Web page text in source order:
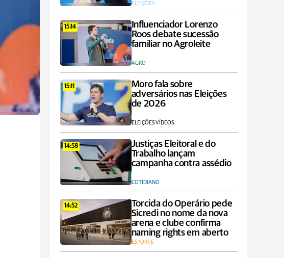
ELEIÇÕES
15:14
Influenciador Lorenzo
Roos debate sucessão
familiar no Agroleite
AGRO
15:11
Moro fala sobre
adversários nas Eleições
de 2026
ELEIÇÕES VÍDEOS
14:58
Justiças Eleitoral e do
Trabalho lançam
campanha contra assédio
COTIDIANO
14:52
Torcida do Operário pede
Sicredi no nome da nova
arena e clube confirma
naming rights em aberto
ESPORTE